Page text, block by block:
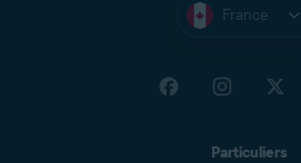
France
Particuliers